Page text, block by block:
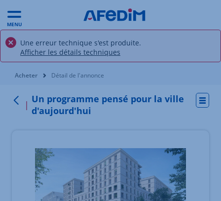
MENU
Une erreur technique s'est produite.
Afficher les détails techniques
Vous êtes ici:
Acheter Détail de l'annonce
Retour
Un programme pensé pour la ville
d'aujourd'hui
Élément 1 sur 4